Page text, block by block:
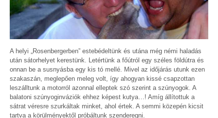
A helyi „Rosenbergerben” estebédeltünk és utána még némi haladás
után sátorhelyet kerestünk. Letértünk a főútról egy széles földútra és
onnan be a susnyásba egy kis tó mellé. Mivel az időjárás utunk ezen
szakaszán, meglepően meleg volt, így ahogyan kissé csapzottan
leszálltunk a motorról azonnal elleptek szó szerint a szúnyogok. A
balatoni szúnyoginváziók ehhez képest kutya…! Amíg állítottuk a
sátrat véresre szurkáltak minket, ahol értek. A semmi közepén kicsit
tartva a körülményektől próbáltunk szenderegni.